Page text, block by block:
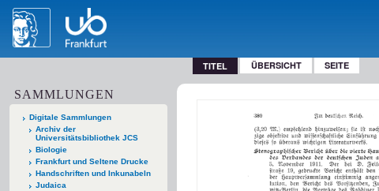
TITEL ÜBERSICHT SEITE
SAMMLUNGEN
Digitale Sammlungen
Archiv der
Universitätsbibliothek JCS
Biologie
Frankfurt und Seltene Drucke
Handschriften und Inkunabeln
Judaica